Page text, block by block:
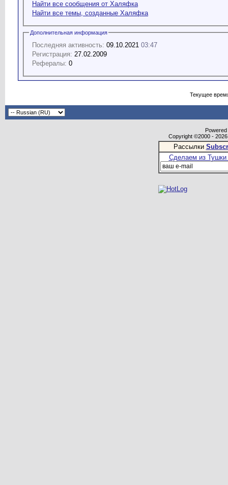
Найти все сообщения от Халяфка
Найти все темы, созданные Халяфка
Дополнительная информация
Последняя активность: 09.10.2021 03:47
Регистрация: 27.02.2009
Рефералы: 0
Текущее
Copyright ©2000 -
Рассылки
Сделаем из Тушки